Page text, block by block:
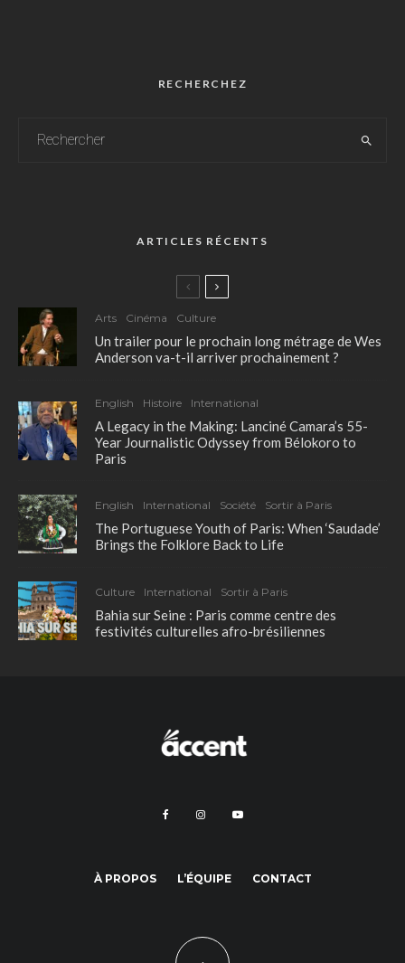
RECHERCHEZ
ARTICLES RÉCENTS
Arts Cinéma Culture
Un trailer pour le prochain long métrage de Wes
Anderson va-t-il arriver prochainement ?
English Histoire International
A Legacy in the Making: Lanciné Camara’s 55-
Year Journalistic Odyssey from Bélokoro to
Paris
English International Société Sortir à Paris
The Portuguese Youth of Paris: When ‘Saudade’
Brings the Folklore Back to Life
Culture International Sortir à Paris
Bahia sur Seine : Paris comme centre des
festivités culturelles afro-brésiliennes
À PROPOS L’ÉQUIPE CONTACT